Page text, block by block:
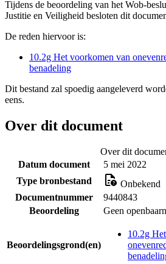
Tijdens de beoordeling van het Wob-
Justitie en Veiligheid besloten dit
De reden hiervoor is:
10.2g Het voorkomen van
benadeling
Dit bestand zal spoedig aangeleverd
eens.
Over dit document
Over dit
Datum document
5 mei 2022
Type bronbestand
Onbekend
Documentnummer
9440843
Beoordeling
Geen
Beoordelingsgrond(en)
10.2g